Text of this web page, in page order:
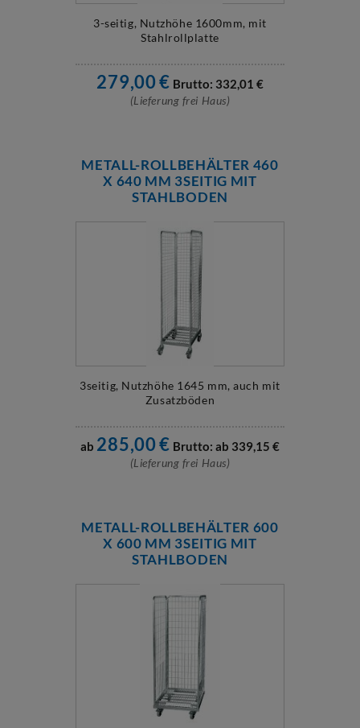
3-seitig, Nutzhöhe 1600mm, mit
Stahlrollplatte
279,00€ Brutto: 332,01 €
(Lieferung frei Haus)
METALL-ROLLBEHÄLTER 460
X 640 MM 3SEITIG MIT
STAHLBODEN
3seitig, Nutzhöhe 1645 mm, auch mit
Zusatzböden
ab 285,00€ Brutto: ab 339,15 €
(Lieferung frei Haus)
METALL-ROLLBEHÄLTER 600
X 600 MM 3SEITIG MIT
STAHLBODEN